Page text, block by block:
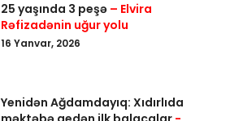
25 yaşında 3 peşə – Elvira
Rəfizadənin uğur yolu
16 Yanvar, 2026
Yenidən Ağdamdayıq: Xıdırlıda